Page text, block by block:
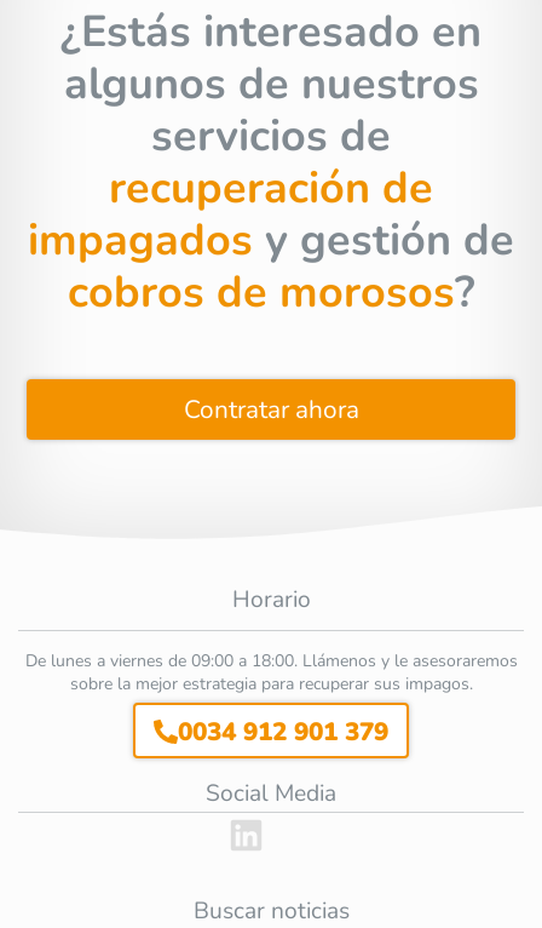
¿Estás interesado en
algunos de nuestros
servicios de
recuperación de
impagados y gestión de
cobros de morosos?
Contratar ahora
Horario
De lunes a viernes de 09:00 a 18:00. Llámenos y le asesoraremos
sobre la mejor estrategia para recuperar sus impagos.
0034 912 901 379
Social Media
Buscar noticias